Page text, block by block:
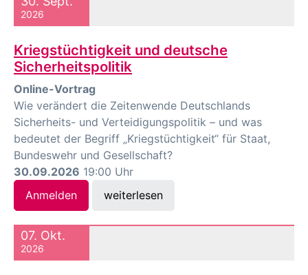
2026
Kriegstüchtigkeit und deutsche
Sicherheitspolitik
Online-Vortrag
Wie verändert die Zeitenwende Deutschlands
Sicherheits- und Verteidigungspolitik – und was
bedeutet der Begriff „Kriegstüchtigkeit“ für Staat,
Bundeswehr und Gesellschaft?
30.09.2026 19:00 Uhr
Anmelden
weiterlesen
07. Okt.
2026